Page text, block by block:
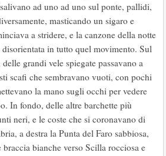
ad uno ad uno sul ponte, pallidi,
masticando un sigaro e
a stridere, e la canzone della notte
in tutto quel movimento. Sul
grandi vele spiegate passavano a
scafi che sembravano vuoti, con pochi
la mano sugli occhi per vedere
In fondo, delle altre barchette più
neri, e le coste che si coronavano di
a destra la Punta del Faro sabbiosa,
bianche verso Scilla rocciosa e